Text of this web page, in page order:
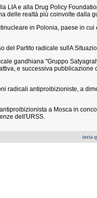
LIA e alla Drug Policy
delle realtà più coinvolte dalla
in Polonia, paese in
del Partito radicale sullA
gandhiana "Gruppo
e successiva pubblicazione
radicali antiproibizioniste, a
a Mosca in
dell'URSS.
invia